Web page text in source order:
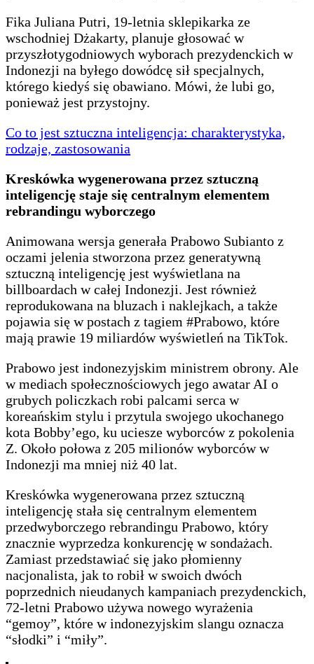
Fika Juliana Putri, 19-letnia sklepikarka ze
wschodniej Dżakarty, planuje głosować w
przyszłotygodniowych wyborach prezydenckich w
Indonezji na byłego dowódcę sił specjalnych,
którego kiedyś się obawiano. Mówi, że lubi go,
ponieważ jest przystojny.
Co to jest sztuczna inteligencja: charakterystyka,
rodzaje, zastosowania
Kreskówka wygenerowana przez sztuczną
inteligencję staje się centralnym elementem
rebrandingu wyborczego
Animowana wersja generała Prabowo Subianto z
oczami jelenia stworzona przez generatywną
sztuczną inteligencję jest wyświetlana na
billboardach w całej Indonezji. Jest również
reprodukowana na bluzach i naklejkach, a także
pojawia się w postach z tagiem #Prabowo, które
mają prawie 19 miliardów wyświetleń na TikTok.
Prabowo jest indonezyjskim ministrem obrony. Ale
w mediach społecznościowych jego awatar AI o
grubych policzkach robi palcami serca w
koreańskim stylu i przytula swojego ukochanego
kota Bobby’ego, ku uciesze wyborców z pokolenia
Z. Około połowa z 205 milionów wyborców w
Indonezji ma mniej niż 40 lat.
Kreskówka wygenerowana przez sztuczną
inteligencję stała się centralnym elementem
przedwyborczego rebrandingu Prabowo, który
znacznie wyprzedza konkurencję w sondażach.
Zamiast przedstawiać się jako płomienny
nacjonalista, jak to robił w swoich dwóch
poprzednich nieudanych kampaniach prezydenckich,
72-letni Prabowo używa nowego wyrażenia
“gemoy”, które w indonezyjskim slangu oznacza
“słodki” i “miły”.